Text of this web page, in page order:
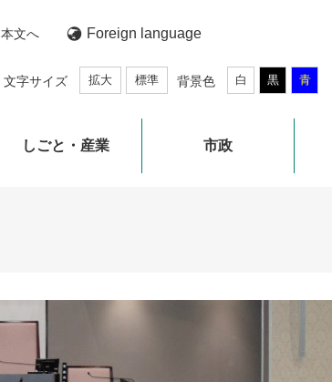
本文へ Foreign language
文字サイズ 拡大 標準 背景色 白 黒 青
しごと・産業 市政